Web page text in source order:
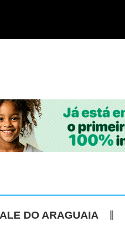
DO ARAGUAIA